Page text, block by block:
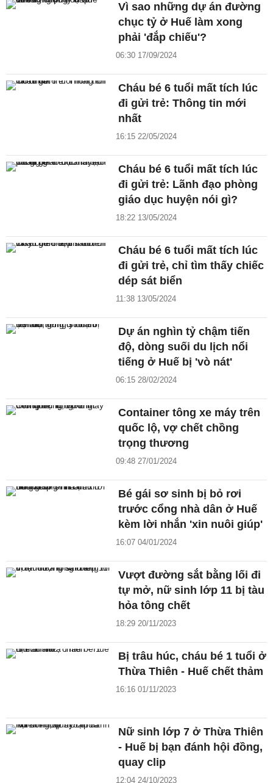
Vì sao những dự án đường
chục tỷ ở Huế làm xong
phải 'đắp chiếu'?
06:30 17/09/2024
Cháu bé 6 tuổi mất tích lúc
đi gửi trẻ: Thông tin mới
nhất
16:15 22/05/2024
Cháu bé 6 tuổi mất tích lúc
đi gửi trẻ: Lãnh đạo phòng
giáo dục huyện nói gì?
18:22 13/05/2024
Cháu bé 6 tuổi mất tích lúc
đi gửi trẻ, chỉ tìm thấy chiếc
dép sát biển
11:38 13/05/2024
Dự án nghìn tỷ chậm tiến
độ, dòng suối du lịch nổi
tiếng ở Huế bị 'vò nát'
06:15 28/02/2024
Container tông xe máy trên
quốc lộ, vợ chết chồng
trọng thương
09:48 27/01/2024
Bé gái sơ sinh bị bỏ rơi
trước cổng nhà dân ở Huế
kèm lời nhắn 'xin nuôi giúp'
16:07 04/01/2024
Vượt đường sắt bằng lối đi
tự mở, nữ sinh lớp 11 bị tàu
hỏa tông chết
18:29 20/11/2023
Bị trâu húc, cháu bé 1 tuổi ở
Thừa Thiên - Huế chết thảm
16:16 01/11/2023
Nữ sinh lớp 7 ở Thừa Thiên
- Huế bị bạn đánh hội đồng,
quay clip
12:04 24/10/2023